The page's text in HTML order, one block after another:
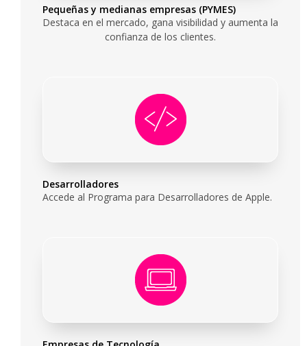
Pequeñas y medianas empresas (PYMES)
Destaca en el mercado, gana visibilidad y aumenta la
confianza de los clientes.
Desarrolladores
Accede al Programa para Desarrolladores de Apple.